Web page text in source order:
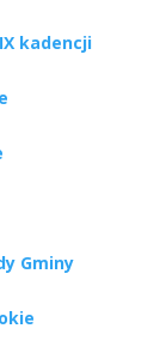
kadencji
Gminy